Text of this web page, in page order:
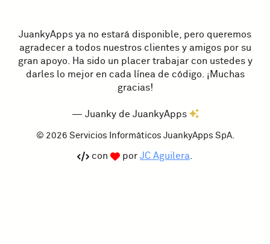
JuankyApps ya no estará disponible, pero queremos
agradecer a todos nuestros clientes y amigos por su
gran apoyo. Ha sido un placer trabajar con ustedes y
darles lo mejor en cada línea de código. ¡Muchas
gracias!
— Juanky de JuankyApps
© 2026 Servicios Informáticos JuankyApps SpA.
con por JC Aguilera